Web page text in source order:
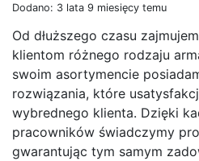
Dodano: 3 lata 9 miesięcy temu
Od dłuższego czasu
klientom różnego rodzaju
swoim asortymencie
rozwiązania, które
wybrednego klienta. Dzięki
pracowników świadczymy
gwarantując tym samym